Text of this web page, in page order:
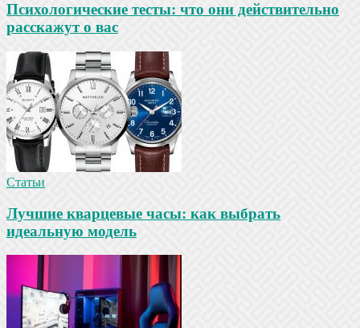
Психологические тесты: что они действительно
расскажут о вас
Статьи
Лучшие кварцевые часы: как выбрать
идеальную модель